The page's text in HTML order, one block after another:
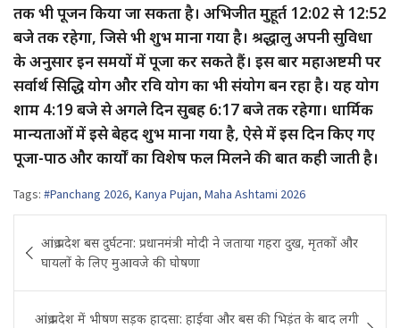
तक भी पूजन किया जा सकता है। अभिजीत मुहूर्त 12:02 से 12:52
बजे तक रहेगा, जिसे भी शुभ माना गया है। श्रद्धालु अपनी सुविधा
के अनुसार इन समयों में पूजा कर सकते हैं। इस बार महाअष्टमी पर
सर्वार्थ सिद्धि योग और रवि योग का भी संयोग बन रहा है। यह योग
शाम 4:19 बजे से अगले दिन सुबह 6:17 बजे तक रहेगा। धार्मिक
मान्यताओं में इसे बेहद शुभ माना गया है, ऐसे में इस दिन किए गए
पूजा-पाठ और कार्यों का विशेष फल मिलने की बात कही जाती है।
Tags: #Panchang 2026, Kanya Pujan, Maha Ashtami 2026
navigation
आंध्र प्रदेश बस दुर्घटना: प्रधानमंत्री मोदी ने जताया गहरा दुख, मृतकों और
घायलों के लिए मुआवजे की घोषणा
आंध्र प्रदेश में भीषण सड़क हादसा: हाईवा और बस की भिड़ंत के बाद लगी